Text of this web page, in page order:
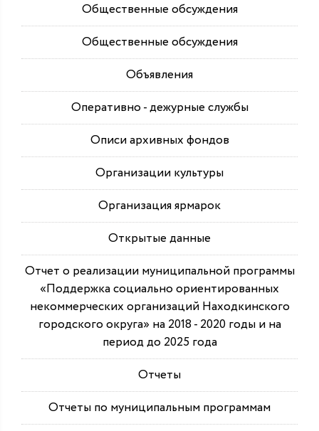
Общественные обсуждения
Общественные обсуждения
Объявления
Оперативно - дежурные службы
Описи архивных фондов
Организации культуры
Организация ярмарок
Открытые данные
Отчет о реализации муниципальной программы
«Поддержка социально ориентированных
некоммерческих организаций Находкинского
городского округа» на 2018 - 2020 годы и на
период до 2025 года
Отчеты
Отчеты по муниципальным программам